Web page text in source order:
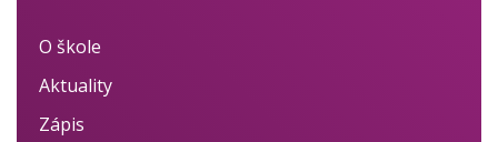
O škole
Aktuality
Zápis